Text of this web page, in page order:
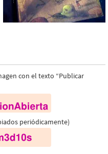
con el texto “Publicar
periódicamente)